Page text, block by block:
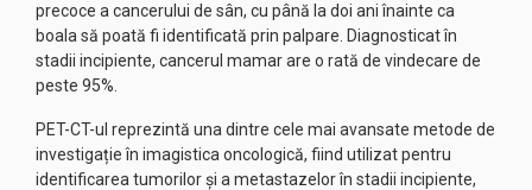
precoce a cancerului de sân, cu până la doi ani înainte ca
boala să poată fi identificată prin palpare. Diagnosticat în
stadii incipiente, cancerul mamar are o rată de vindecare de
peste 95%.
PET-CT-ul reprezintă una dintre cele mai avansate metode de
investigație în imagistica oncologică, fiind utilizat pentru
identificarea tumorilor și a metastazelor în stadii incipiente,